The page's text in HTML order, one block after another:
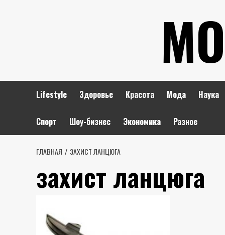
Lifestyle Здоровье Красота Мода Наука
Спорт Шоу-бизнес Экономика Разное
ГЛАВНАЯ ЗАХИСТ ЛАНЦЮГА
захист ланцюга